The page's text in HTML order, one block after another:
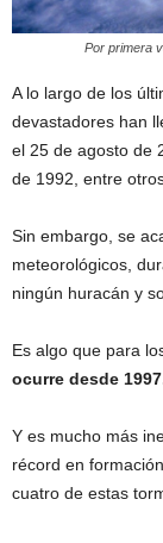
Por primera
A lo largo de los
devastadores han
el 25 de agosto de
de 1992, entre
Sin embargo, se
meteorológicos,
ningún huracán y
Es algo que para
ocurre desde
Y es mucho más
récord en
cuatro de estas